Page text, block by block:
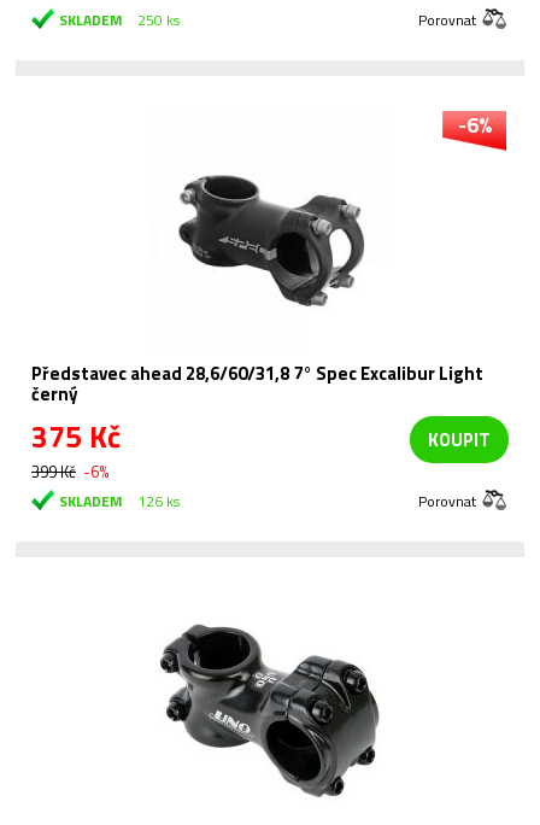
SKLADEM 250 ks Porovnat
-6%
Představec ahead 28,6/60/31,8 7° Spec Excalibur Light
černý
375 Kč
399 Kč -6%
KOUPIT
SKLADEM 126 ks Porovnat